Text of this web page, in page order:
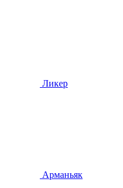
Ликер
Арманьяк